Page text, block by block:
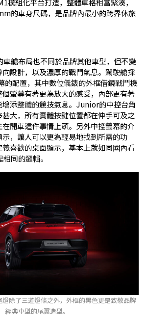
的車身尺碼，是品牌內最小的跨界休旅
艙布局也不同於品牌其他車型，但不變
設計，以及濃厚的戰鬥氣息。駕駛艙採
的配置，其中數位儀錶的外框借鏡戰鬥機
螢幕有著更為放大的感受，內部更有著
增添整體的競技氣息。Junior的中控台角
大，所有實體按鍵位置都在伸手可及之
開車這件事情上頭。另外中控螢幕的介
，讓人可以更為輕易地找到所需的功
喜歡的桌面顯示，基本上就如同國內看
同的邏輯。
除了三道燈條之外，外框的黑色更是致敬品牌
經典車型的尾翼造型。